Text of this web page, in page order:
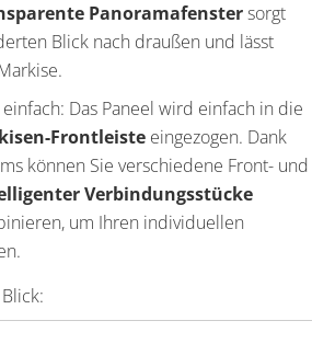
Panoramafenstersorgt
Blick nach draußen und lässt
Das Paneel wird einfach in die
Frontleiste eingezogen. Dank
können Sie verschiedene Front- und
Verbindungsstücke
um Ihren individuellen